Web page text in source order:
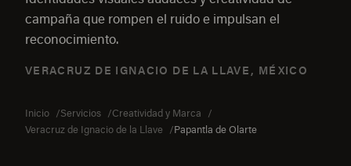
campaña que rompen el ruido e impulsan el
reconocimiento.
VERACRUZ DE IGNACIO DE LA LLAVE, MÉXICO
Inicio Servicios
Creatividad y Marca
Veracruz de Ignacio de la Llave
Papantla de Olarte